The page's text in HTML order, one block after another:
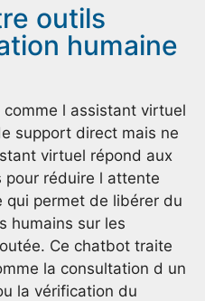
outils
humaine
l assistant virtuel
support direct mais ne
virtuel répond aux
pour réduire l attente
qui permet de libérer du
humains sur les
Ce chatbot traite
la consultation d un
la vérification du